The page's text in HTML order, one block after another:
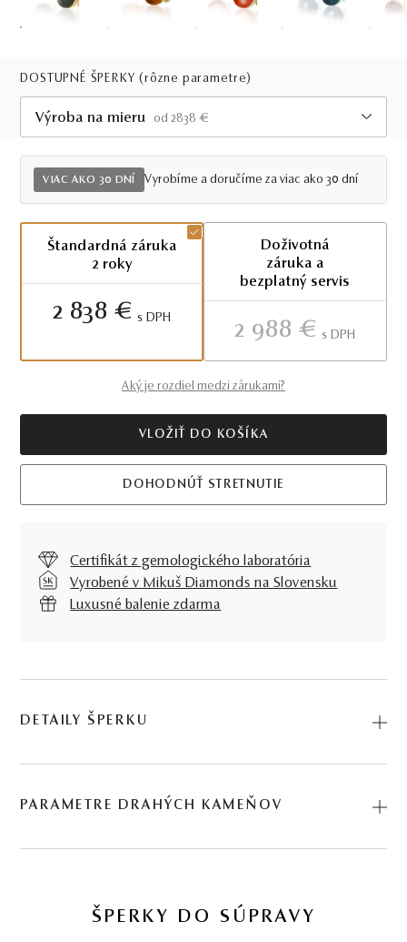
DOSTUPNÉ ŠPERKY(rôzne parametre)
Výroba na mieru
od 2838 €
Viac ako 30 dní
VIAC AKO 30 DNÍ Vyrobíme a doručíme za viac ako 30 dní
Štandardná záruka
2 roky
2 838 € S DPH
Doživotná
záruka a
bezplatný servis
2 988 € S DPH
Aký je rozdiel medzi zárukami?
VLOŽIŤ DO KOŠÍKA
DOHODNÚŤ STRETNUTIE
Certifikát z gemologického laboratória
Vyrobené v Mikuš Diamonds na Slovensku
Luxusné balenie zdarma
DETAILY ŠPERKU
kameňov, dávajú o svojej nositeľke jasnú správu, že ide o
ste predsa aj Vy! Kód: 235760001_MK.
16.72 ct
PARAMETRE DRAHÝCH KAMEŇOV
ŠPERKY DO SÚPRAVY